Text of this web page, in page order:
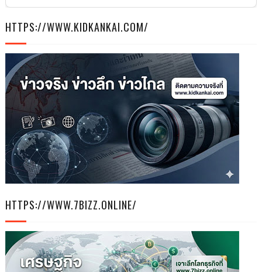
HTTPS://WWW.KIDKANKAI.COM/
HTTPS://WWW.7BIZZ.ONLINE/